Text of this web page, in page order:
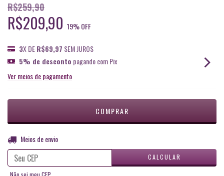
R$259,90
R$209,90 19% OFF
3X DER$69,97 SEM JUROS
5% de desconto pagando com Pix
Ver meios de pagamento
Entregas para o CEP:
Meios de envio
CALCULAR
Não sei meu CEP